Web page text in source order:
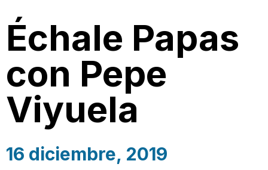
Échale Papas
con Pepe
Viyuela
16 diciembre, 2019